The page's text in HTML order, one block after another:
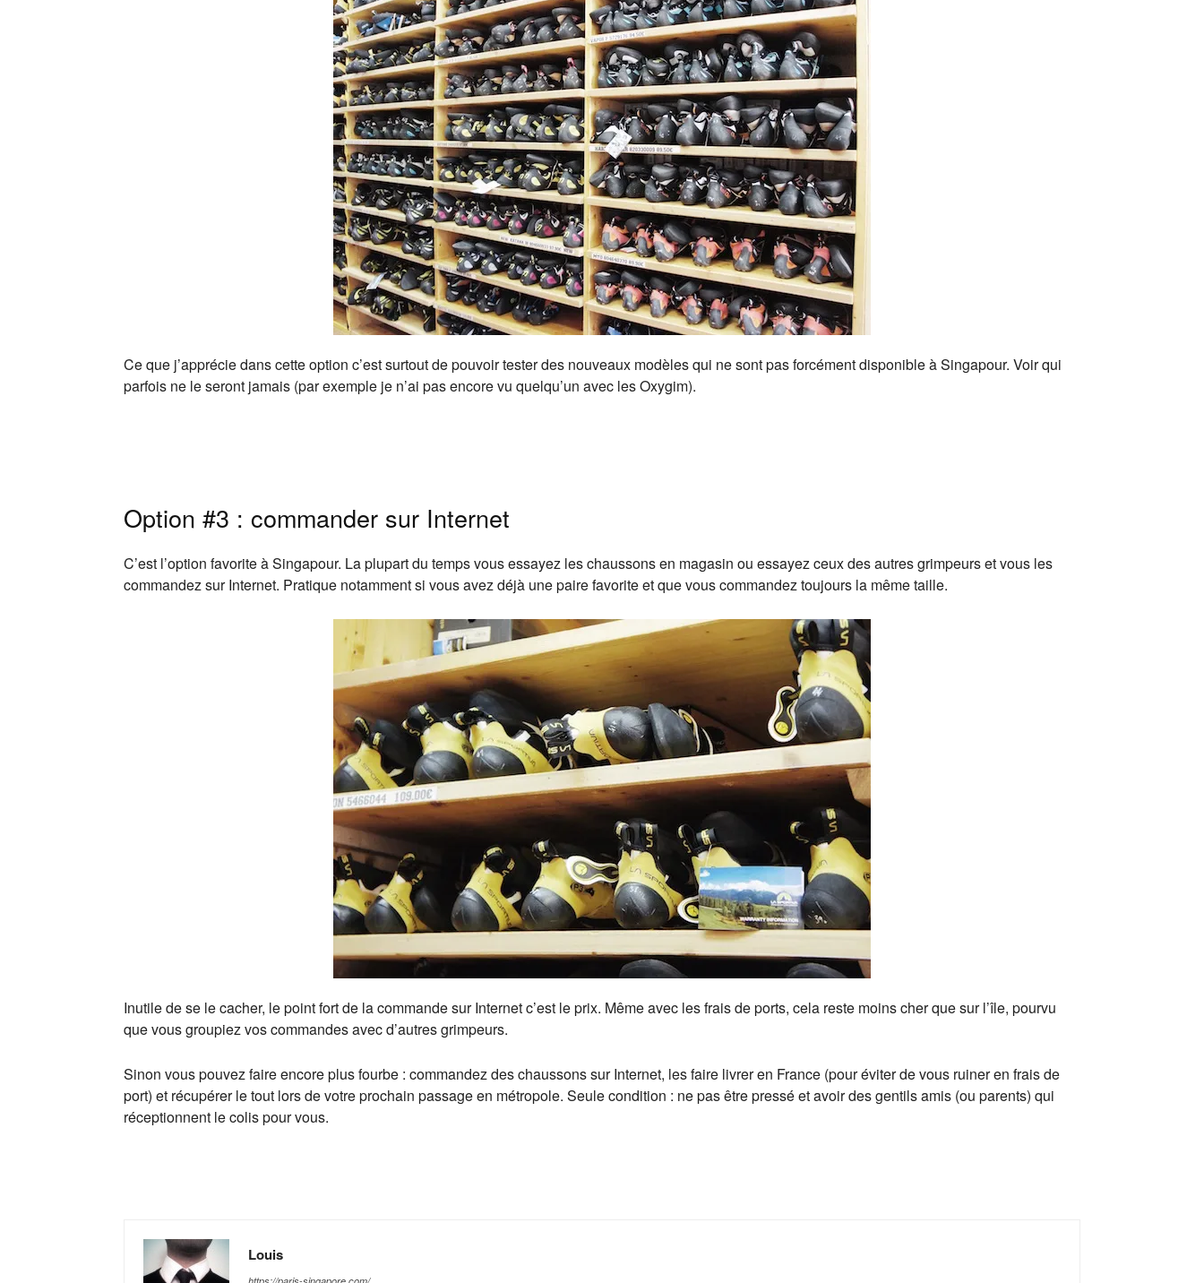
Ce que j’apprécie dans cette option c’est surtout de pouvoir tester des nouveaux modèles qui ne sont pas forcément disponible à Singapour. Voir qui
parfois ne le seront jamais (par exemple je n’ai pas encore vu quelqu’un avec les Oxygim).
Option #3 : commander sur Internet
C’est l’option favorite à Singapour. La plupart du temps vous essayez les chaussons en magasin ou essayez ceux des autres grimpeurs et vous les
commandez sur Internet. Pratique notamment si vous avez déjà une paire favorite et que vous commandez toujours la même taille.
Inutile de se le cacher, le point fort de la commande sur Internet c’est le prix. Même avec les frais de ports, cela reste moins cher que sur l’île, pourvu
que vous groupiez vos commandes avec d’autres grimpeurs.
Sinon vous pouvez faire encore plus fourbe : commandez des chaussons sur Internet, les faire livrer en France (pour éviter de vous ruiner en frais de
port) et récupérer le tout lors de votre prochain passage en métropole. Seule condition : ne pas être pressé et avoir des gentils amis (ou parents) qui
réceptionnent le colis pour vous.
Louis